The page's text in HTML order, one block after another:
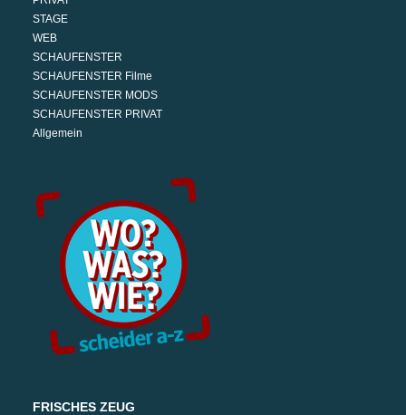
STAGE
WEB
SCHAUFENSTER
SCHAUFENSTER Filme
SCHAUFENSTER MODS
SCHAUFENSTER PRIVAT
Allgemein
FRISCHES ZEUG